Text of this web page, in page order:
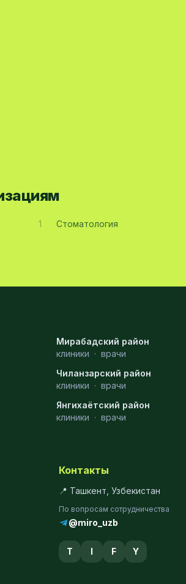
1 Стоматология
Мирабадский район
клиники · врачи
Чиланзарский район
клиники · врачи
Янгихаётский район
клиники · врачи
Контакты
📍 Ташкент, Узбекистан
По вопросам сотрудничества
@miro_uzb
T I F Y